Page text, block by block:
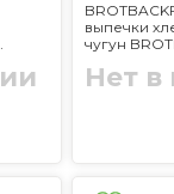
выпечки
чугун
Нет в